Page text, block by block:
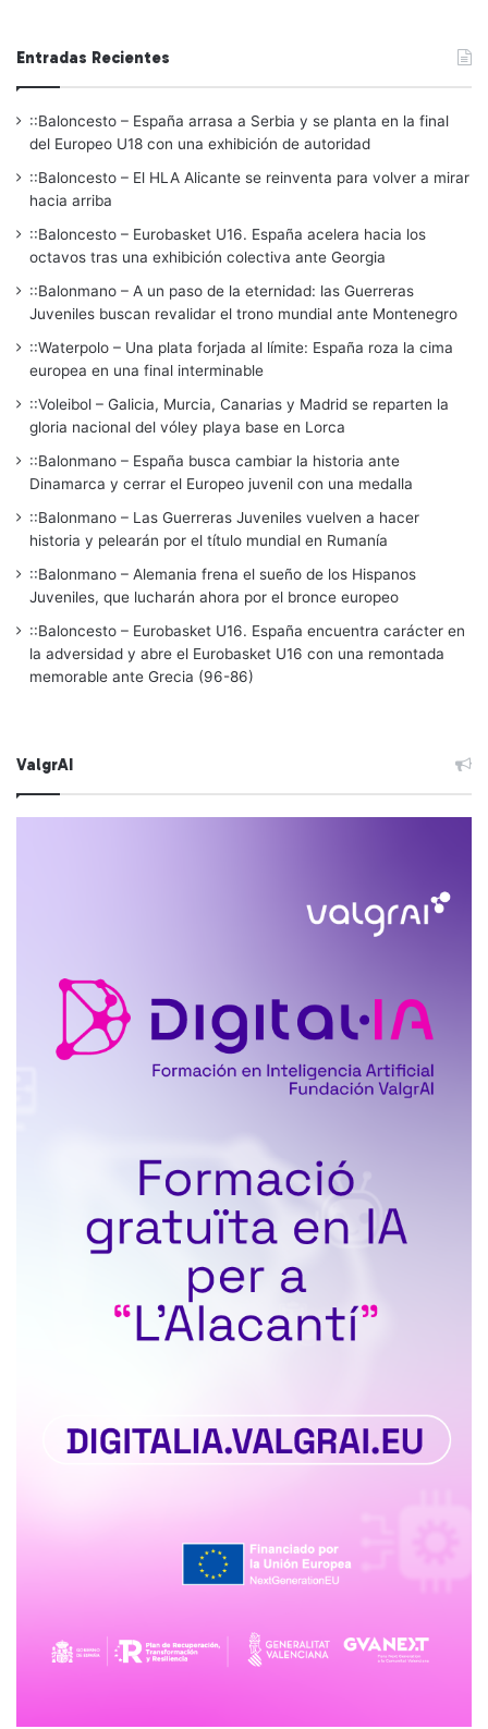
Entradas Recientes
::Baloncesto – España arrasa a Serbia y se planta en la final
del Europeo U18 con una exhibición de autoridad
::Baloncesto – El HLA Alicante se reinventa para volver a mirar
hacia arriba
::Baloncesto – Eurobasket U16. España acelera hacia los
octavos tras una exhibición colectiva ante Georgia
::Balonmano – A un paso de la eternidad: las Guerreras
Juveniles buscan revalidar el trono mundial ante Montenegro
::Waterpolo – Una plata forjada al límite: España roza la cima
europea en una final interminable
::Voleibol – Galicia, Murcia, Canarias y Madrid se reparten la
gloria nacional del vóley playa base en Lorca
::Balonmano – España busca cambiar la historia ante
Dinamarca y cerrar el Europeo juvenil con una medalla
::Balonmano – Las Guerreras Juveniles vuelven a hacer
historia y pelearán por el título mundial en Rumanía
::Balonmano – Alemania frena el sueño de los Hispanos
Juveniles, que lucharán ahora por el bronce europeo
::Baloncesto – Eurobasket U16. España encuentra carácter en
la adversidad y abre el Eurobasket U16 con una remontada
memorable ante Grecia (96-86)
ValgrAI